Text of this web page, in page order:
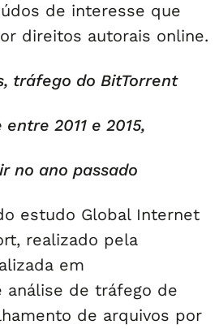
de interesse que
direitos autorais online.
tráfego do BitTorrent
2011 e 2015,
no ano passado
estudo Global Internet
realizado pela
em
análise de tráfego de
de arquivos por